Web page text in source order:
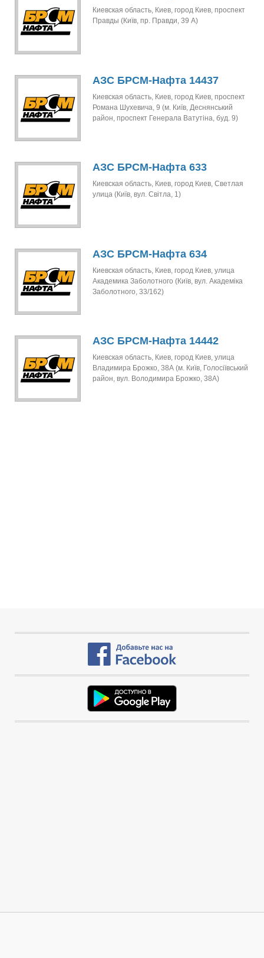
Киевская область, Киев, город Киев, проспект
Правды (Київ, пр. Правди, 39 А)
АЗС БРСМ-Нафта 14437
Киевская область, Киев, город Киев, проспект
Романа Шухевича, 9 (м. Київ, Деснянський
район, проспект Генерала Ватутіна, буд. 9)
АЗС БРСМ-Нафта 633
Киевская область, Киев, город Киев, Светлая
улица (Київ, вул. Світла, 1)
АЗС БРСМ-Нафта 634
Киевская область, Киев, город Киев, улица
Академика Заболотного (Київ, вул. Академіка
Заболотного, 33/162)
АЗС БРСМ-Нафта 14442
Киевская область, Киев, город Киев, улица
Владимира Брожко, 38А (м. Київ, Голосіївський
район, вул. Володимира Брожко, 38А)